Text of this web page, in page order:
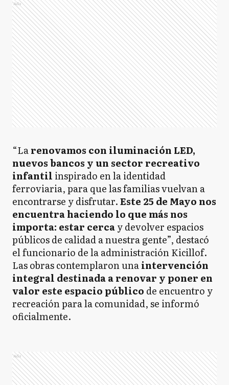
Ads
“Larenovamos con iluminación LED,
nuevos bancos y un sector recreativo
infantil inspirado en la identidad
ferroviaria, para que las familias vuelvan a
encontrarse y disfrutar.Este 25 de Mayo nos
encuentra haciendo lo que más nos
importa: estar cercay devolver espacios
públicos de calidad a nuestra gente”, destacó
el funcionario de la administración Kicillof.
Las obras contemplaron unaintervención
integral destinada a renovar y poner en
valor este espacio público de encuentro y
recreación para la comunidad, se informó
oficialmente.
Ads